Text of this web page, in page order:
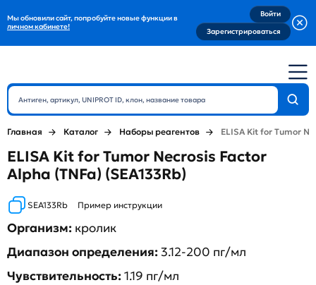
Мы обновили сайт, попробуйте новые функции в
личном кабинете!
Войти
Зарегистрироваться
Главная Каталог Наборы реагентов ELISA Kit for Tumor
ELISA Kit for Tumor Necrosis Factor
Alpha (TNFa) (SEA133Rb)
SEA133Rb Пример инструкции
Организм: кролик
Диапазон определения:3.12-200 пг/мл
Чувствительность:1.19 пг/мл